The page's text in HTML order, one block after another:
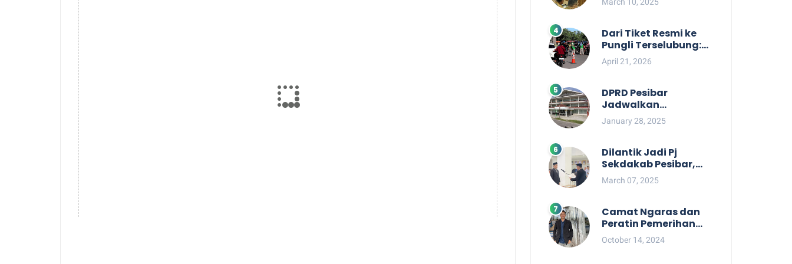
Berpihak kepada
Rapat Koordinasi OPD
Dari Tiket Resmi ke
Pungli Terselubung:
Kisruh Rp36 Juta
Pengelolaan Tiket
Jukung
April 21, 2026
DPRD Pesibar
Jadwalkan
Pemanggilan Pihak
Pemkab Terkait Nasib
Tahun 2025
January 28, 2025
Dilantik Jadi Pj
Sekdakab Pesibar,
Tedi Zadmiko
Ternyata Punya
Gemilang
March 07, 2025
Camat Ngaras dan
Peratin Pemerihan
Diduga Terlibat
Politik Praktis,
October 14, 2024